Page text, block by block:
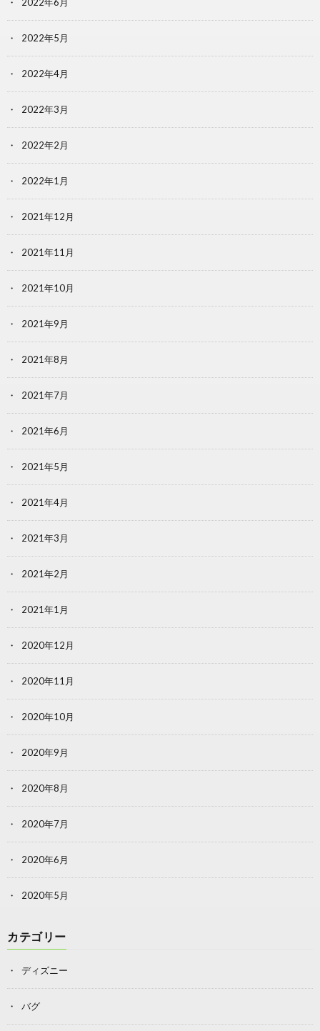
2022年5月
2022年4月
2022年3月
2022年2月
2022年1月
2021年12月
2021年11月
2021年10月
2021年9月
2021年8月
2021年7月
2021年6月
2021年5月
2021年4月
2021年3月
2021年2月
2021年1月
2020年12月
2020年11月
2020年10月
2020年9月
2020年8月
2020年7月
2020年6月
2020年5月
カテゴリー
ディズニー
バグ